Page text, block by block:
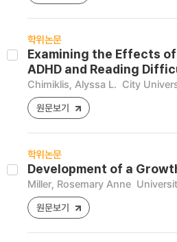
학위논문
Examining the Effects
ADHD and Reading
Chimiklis, Alyssa L. City
원문보기
학위논문
Development of a
Miller, Rosemary Anne
원문보기